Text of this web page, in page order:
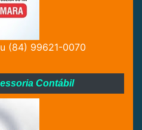
(84) 99621-0070
Contábil